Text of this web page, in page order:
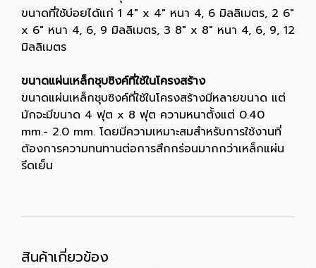
ขนาดที่ใช้บ่อยได้แก่ 1 4″ x 4″ หนา 4, 6 มิลลิเมตร, 2 6″
x 6″ หนา 4, 6, 9 มิลลิเมตร, 3 8″ x 8″ หนา 4, 6, 9, 12
มิลลิเมตร
ขนาดแผ่นเหล็กชุบซิงค์ที่ใช้ในโครงสร้าง
ขนาดแผ่นเหล็กชุบซิงค์ที่ใช้ในโครงสร้างมีหลายขนาด แต่
มักจะมีขนาด 4 ฟุต x 8 ฟุต ความหนาตั้งแต่ 0.40
mm.- 2.0 mm. โดยมีความเหมาะสมสำหรับการใช้งานที่
ต้องการความทนทานต่อการสึกกร่อนมากกว่าเหล็กแผ่น
รีดเย็น
สินค้าเกี่ยวข้อง